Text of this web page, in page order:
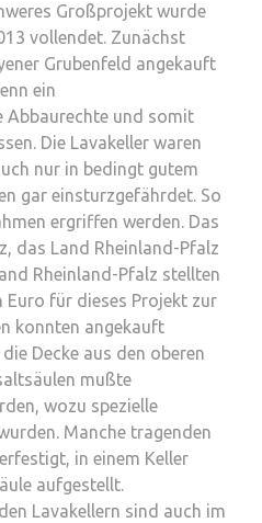
Großprojekt wurde
vollendet. Zunächst
Grubenfeld angekauft
ein
Abbaurechte und somit
Die Lavakeller waren
nur in bedingt gutem
gar einsturzgefährdet. So
ergriffen werden. Das
das Land Rheinland-Pfalz
Rheinland-Pfalz stellten
für dieses Projekt zur
konnten angekauft
Decke aus den oberen
mußte
wozu spezielle
Manche tragenden
in einem Keller
aufgestellt.
Lavakellern sind auch im